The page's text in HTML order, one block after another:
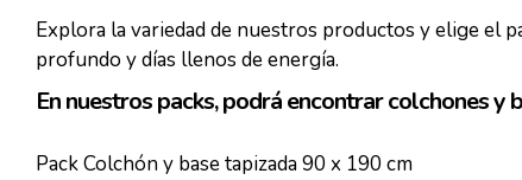
Explora la variedad de nuestros productos y elige el
profundo y días llenos de energía.
En nuestros packs, podrá encontrar colchones
Pack Colchón y base tapizada 90 x 190 cm